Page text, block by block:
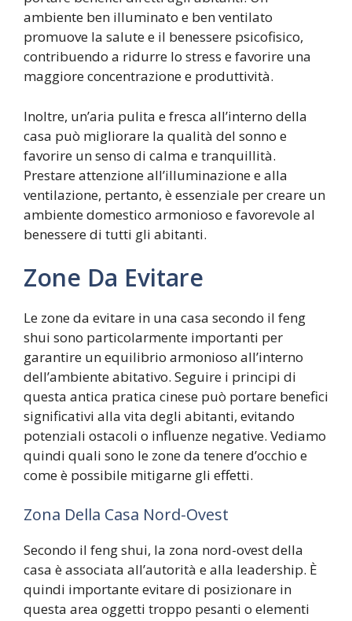
ambiente ben illuminato e ben ventilato
promuove la salute e il benessere psicofisico,
contribuendo a ridurre lo stress e favorire una
maggiore concentrazione e produttività.
Inoltre, un’aria pulita e fresca all’interno della
casa può migliorare la qualità del sonno e
favorire un senso di calma e tranquillità.
Prestare attenzione all’illuminazione e alla
ventilazione, pertanto, è essenziale per creare un
ambiente domestico armonioso e favorevole al
benessere di tutti gli abitanti.
Zone Da Evitare
Le zone da evitare in una casa secondo il feng
shui sono particolarmente importanti per
garantire un equilibrio armonioso all’interno
dell’ambiente abitativo. Seguire i principi di
questa antica pratica cinese può portare benefici
significativi alla vita degli abitanti, evitando
potenziali ostacoli o influenze negative. Vediamo
quindi quali sono le zone da tenere d’occhio e
come è possibile mitigarne gli effetti.
Zona Della Casa Nord-Ovest
Secondo il feng shui, la zona nord-ovest della
casa è associata all’autorità e alla leadership. È
quindi importante evitare di posizionare in
questa area oggetti troppo pesanti o elementi